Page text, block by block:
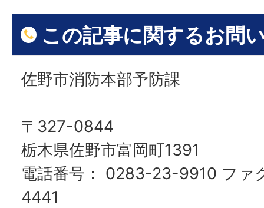
この記事に関するお問
佐野市消防本部予防課
〒327-0844
栃木県佐野市富岡町1391
電話番号： 0283-23-9910 ファ
4441